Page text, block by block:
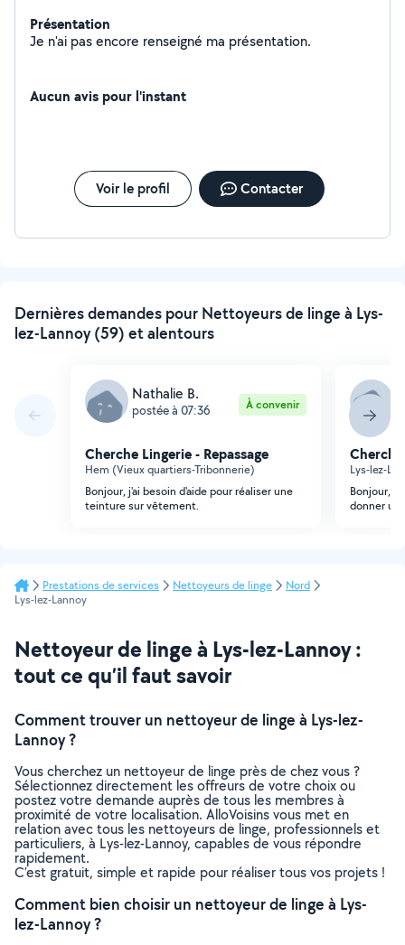
Présentation
Je n'ai pas encore renseigné ma présentation.
Aucun avis pour l'instant
Voir le profil Contacter
Dernières demandes pour Nettoyeurs de linge à Lys-
lez-Lannoy (59) et alentours
Nathalie B.
postée à 07:36 À convenir
Cherche Lingerie - Repassage
Hem (Vieux quartiers-Tribonnerie)
Bonjour, j'ai besoin d'aide pour réaliser une
teinture sur vêtement.
Lys-lez-
Bonjour,
donner un
Prestations de services Nettoyeurs de linge
Nord
Lys-lez-Lannoy
Nettoyeur de linge à Lys-lez-Lannoy :
tout ce qu’il faut savoir
Comment trouver un nettoyeur de linge à Lys-lez-
Lannoy ?
Vous cherchez un nettoyeur de linge près de chez vous ?
Sélectionnez directement les offreurs de votre choix ou
postez votre demande auprès de tous les membres à
proximité de votre localisation. AlloVoisins vous met en
relation avec tous les nettoyeurs de linge, professionnels et
particuliers, à Lys-lez-Lannoy, capables de vous répondre
rapidement.
C’est gratuit, simple et rapide pour réaliser tous vos projets !
Comment bien choisir un nettoyeur de linge à Lys-
lez-Lannoy ?